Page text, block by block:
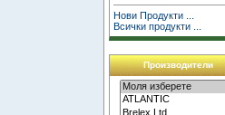
Нови Продукти ...
Всички продукти ...
Производители